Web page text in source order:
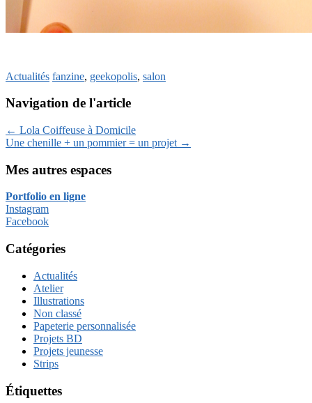
Actualités fanzine, geekopolis, salon
Navigation de l'article
← Lola Coiffeuse à Domicile
Une chenille + un pommier = un projet →
Mes autres espaces
Portfolio en ligne
Instagram
Facebook
Catégories
Actualités
Atelier
Illustrations
Non classé
Papeterie personnalisée
Projets BD
Projets jeunesse
Strips
Étiquettes